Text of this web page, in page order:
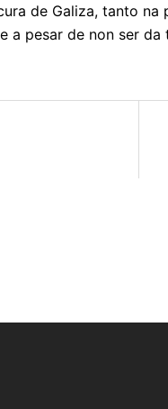
de Galiza, tanto
a pesar de non ser